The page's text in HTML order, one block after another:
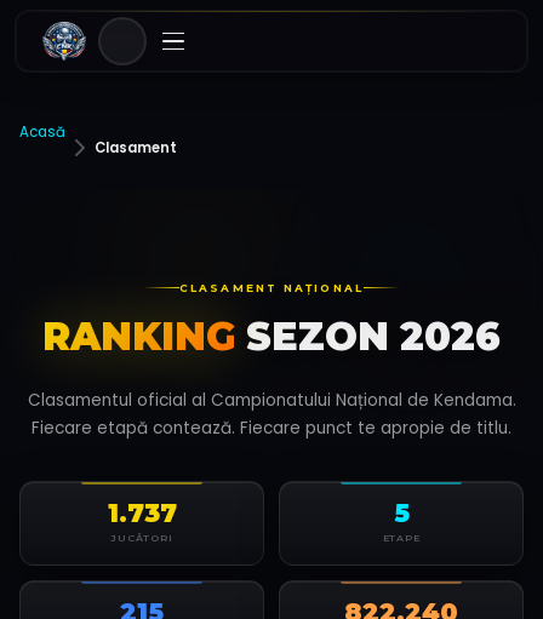
Acasă
Clasament
CLASAMENT NAȚIONAL
RANKING SEZON 2026
Clasamentul oficial al Campionatului Național de Kendama.
Fiecare etapă contează. Fiecare punct te apropie de titlu.
1.737
JUCĂTORI
5
ETAPE
215 822.240